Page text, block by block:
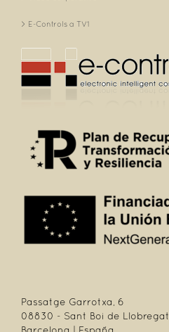
E-Controls a TV1
Passatge Garrotxa, 6
08830 - Sant Boi de Llobregat